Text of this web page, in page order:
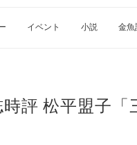
イベント 小説 金魚
時評 松平盟子